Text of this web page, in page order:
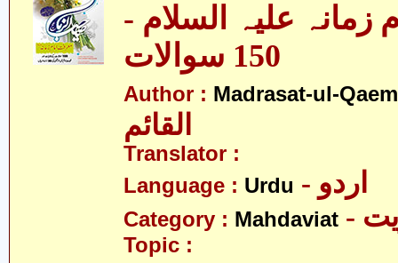
زمانہ علیہ السلام -
150 سوالات
Author : Madrasat-ul-
القائم
Translator :
Language : Urdu - اردو
Category : Mahdaviat
Topic :